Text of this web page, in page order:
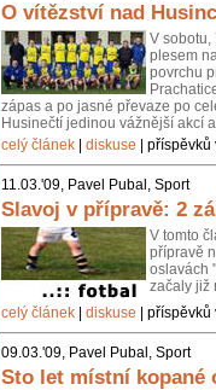
O vítězství nad
V sobotu,
plesem
povrchu
zápas a po jasné převaze po
Husinečtí jedinou vážnější akcí
celý článek
diskuse |
11.03.'09, Pavel Pubal, Sport
Slavoj v přípravě: 2
V tomto
přípravě
oslavách
začaly již
celý článek
diskuse |
09.03.'09, Pavel Pubal, Sport
Sto let místní kopané